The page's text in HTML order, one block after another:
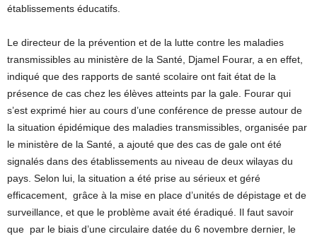
établissements éducatifs.
Le directeur de la prévention et de la lutte contre les maladies
transmissibles au ministère de la Santé, Djamel Fourar, a en effet,
indiqué que des rapports de santé scolaire ont fait état de la
présence de cas chez les élèves atteints par la gale. Fourar qui
s’est exprimé hier au cours d’une conférence de presse autour de
la situation épidémique des maladies transmissibles, organisée par
le ministère de la Santé, a ajouté que des cas de gale ont été
signalés dans des établissements au niveau de deux wilayas du
pays. Selon lui, la situation a été prise au sérieux et géré
efficacement, grâce à la mise en place d’unités de dépistage et de
surveillance, et que le problème avait été éradiqué. Il faut savoir
que par le biais d’une circulaire datée du 6 novembre dernier, le